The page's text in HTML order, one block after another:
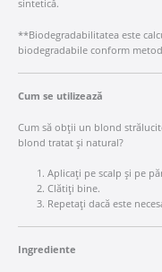
sintetică.
**Biodegradabilitatea este
biodegradabile conform
Cum se utilizează
Cum să obții un blond
blond tratat și natural?
Aplicați pe scalp și pe
Clătiți bine.
Repetați dacă este
Ingrediente